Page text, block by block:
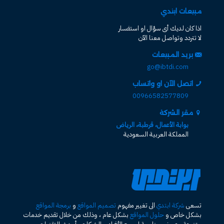
مبيعات ابتدي
اذا كان لديك أى سؤال او استفسار
لا تتردد وتواصل معنا الآن
بريد المبيعات
go@ibtdi.com
اتصل الآن او واتساب
00966582577809
مقر الشركة
بوابة الأعمال، قرطبة، الرياض
المملكة العربية السعودية
تسعى شركة ابتدي الى تغيير مفهوم تصميم المواقع و برمجة المواقع
بشكل خاص و حلول المواقع بشكل عام ، وذلك من خلال تقديم خدمات